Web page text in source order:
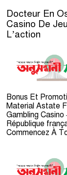
Docteur En
Casino De
L’action
Bonus Et
Material Astate
Gambling
République
Commencez À